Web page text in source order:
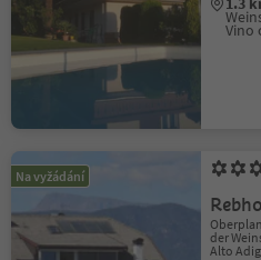
Vino
Na vyžádání
der
Alto